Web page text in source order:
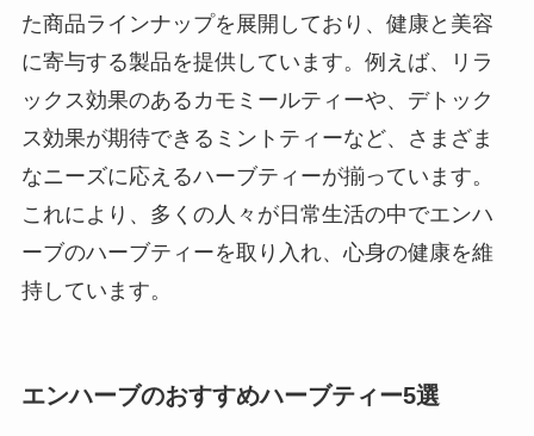
た商品ラインナップを展開しており、健康と美容
に寄与する製品を提供しています。例えば、リラ
ックス効果のあるカモミールティーや、デトック
ス効果が期待できるミントティーなど、さまざま
なニーズに応えるハーブティーが揃っています。
これにより、多くの人々が日常生活の中でエンハ
ーブのハーブティーを取り入れ、心身の健康を維
持しています。
エンハーブのおすすめハーブティー5選